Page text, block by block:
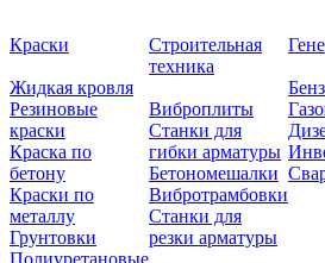
Краски
Жидкая кровля
Резиновые
краски
Краска по
бетону
Краски по
металлу
Грунтовки
Строительная
техника
Виброплиты
Станки для
гибки арматуры
Бетономешалки
Вибротрамбовки
Станки для
резки арматуры